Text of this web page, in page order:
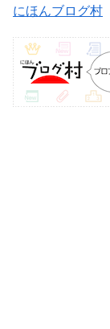
にほんブログ村